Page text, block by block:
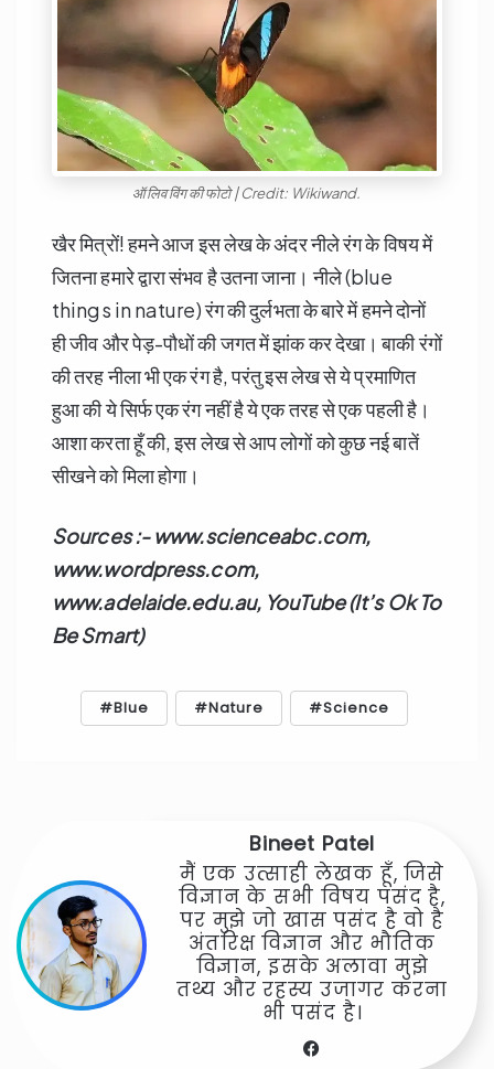
ऑलिव विंग की फोटो | Credit: Wikiwand.
खैर मित्रों! हमने आज इस लेख के अंदर नीले रंग के विषय में
जितना हमारे द्वारा संभव है उतना जाना। नीले (blue
things in nature) रंग की दुर्लभता के बारे में हमने दोनों
ही जीव और पेड़-पौधों की जगत में झांक कर देखा। बाकी रंगों
की तरह नीला भी एक रंग है, परंतु इस लेख से ये प्रमाणित
हुआ की ये सिर्फ एक रंग नहीं है ये एक तरह से एक पहली है।
आशा करता हूँ की, इस लेख से आप लोगों को कुछ नई बातें
सीखने को मिला होगा।
Sources :- www.scienceabc.com,
www.wordpress.com,
www.adelaide.edu.au, YouTube (It’s Ok To
Be Smart)
Blue Nature Science
Bineet Patel
मैं एक उत्साही लेखक हूँ, जिसे
विज्ञान के सभी विषय पसंद है,
पर मुझे जो खास पसंद है वो है
अंतरिक्ष विज्ञान और भौतिक
विज्ञान, इसके अलावा मुझे
तथ्य और रहस्य उजागर करना
भी पसंद है।